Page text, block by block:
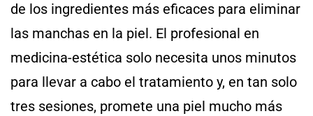
de los ingredientes más eficaces para eliminar
las manchas en la piel. El profesional en
medicina-estética solo necesita unos minutos
para llevar a cabo el tratamiento y, en tan solo
tres sesiones, promete una piel mucho más